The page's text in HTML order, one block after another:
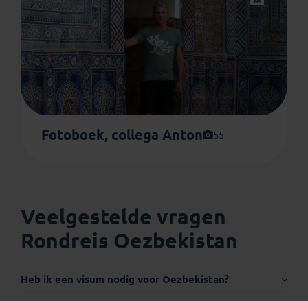
Fotoboek, collega Anton 55
Veelgestelde vragen
Rondreis Oezbekistan
Heb ik een visum nodig voor Oezbekistan?